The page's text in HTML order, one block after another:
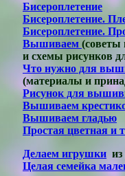
Бисероплетение
Бисероплетение.
Бисероплетение.
Вышиваем
и схемы рисунков
Что нужно для
(материалы и
Рисунок для
Вышиваем
Вышиваем гладью
Простая цветная и
Делаем игрушки
Целая семейка